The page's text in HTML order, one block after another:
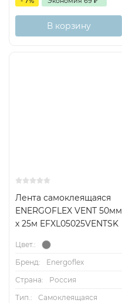
В корзину
Лента самоклеящаяся
ENERGOFLEX VENT 50мм
х 25м EFXL05025VENTSK
Цвет.:
Бренд:
Energoflex
Страна:
Россия
Тип.:
Самоклеящаяся